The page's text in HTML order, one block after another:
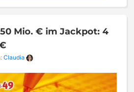
Mio. € im Jackpot: 4
Claudia